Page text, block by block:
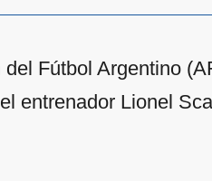
Fútbol Argentino
entrenador Lionel